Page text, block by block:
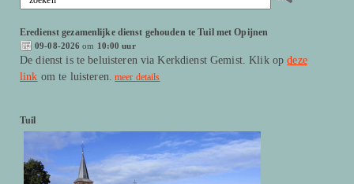
Eredienst gezamenlijke dienst gehouden te Tuil met Opijnen
09-08-2026 om 10:00 uur
De dienst is te beluisteren via Kerkdienst Gemist. Klik opdeze
link om te luisteren. meer details
Tuil